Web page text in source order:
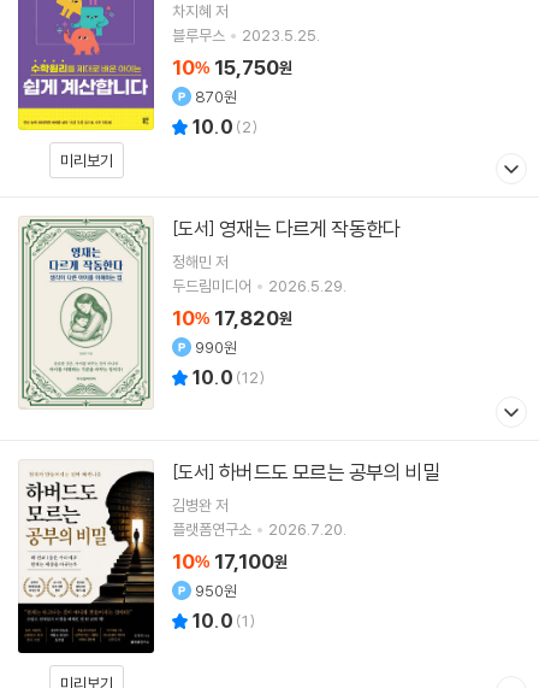
미리보기
차지혜 저
블루무스
2023.5.25.
10% 15,750원
870원
10.0 (2)
[도서] 영재는 다르게 작동한다
정해민 저
두드림미디어
2026.5.29.
10% 17,820원
990원
10.0 (12)
미리보기
[도서] 하버드도 모르는 공부의 비밀
김병완저
플랫폼연구소
2026.7.20.
10% 17,100원
950원
10.0 (1)